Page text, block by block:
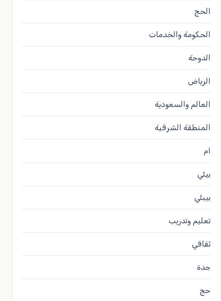
الحج
الحكومة والخدمات
الدوحة
الرياض
العالم والسعودية
المنطقة الشرقية
ام
بيئي
بيبئي
تعليم وتدريب
ثقافي
جدة
حج